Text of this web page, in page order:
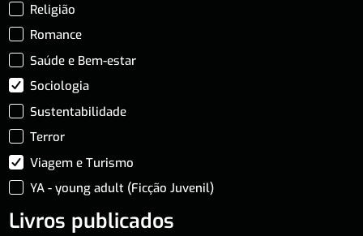
Religião
Romance
Saúde e Bem-estar
Sociologia
Sustentabilidade
Terror
Viagem e Turismo
YA - young adult (Ficção Juvenil)
Livros publicados